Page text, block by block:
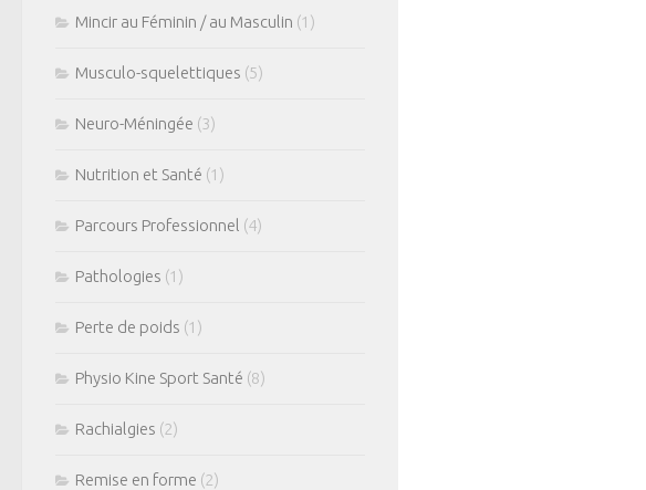
Mincir au Féminin / au Masculin (1)
Musculo-squelettiques (5)
Neuro-Méningée (3)
Nutrition et Santé (1)
Parcours Professionnel (4)
Pathologies (1)
Perte de poids (1)
Physio Kine Sport Santé (8)
Rachialgies (2)
Remise en forme (2)